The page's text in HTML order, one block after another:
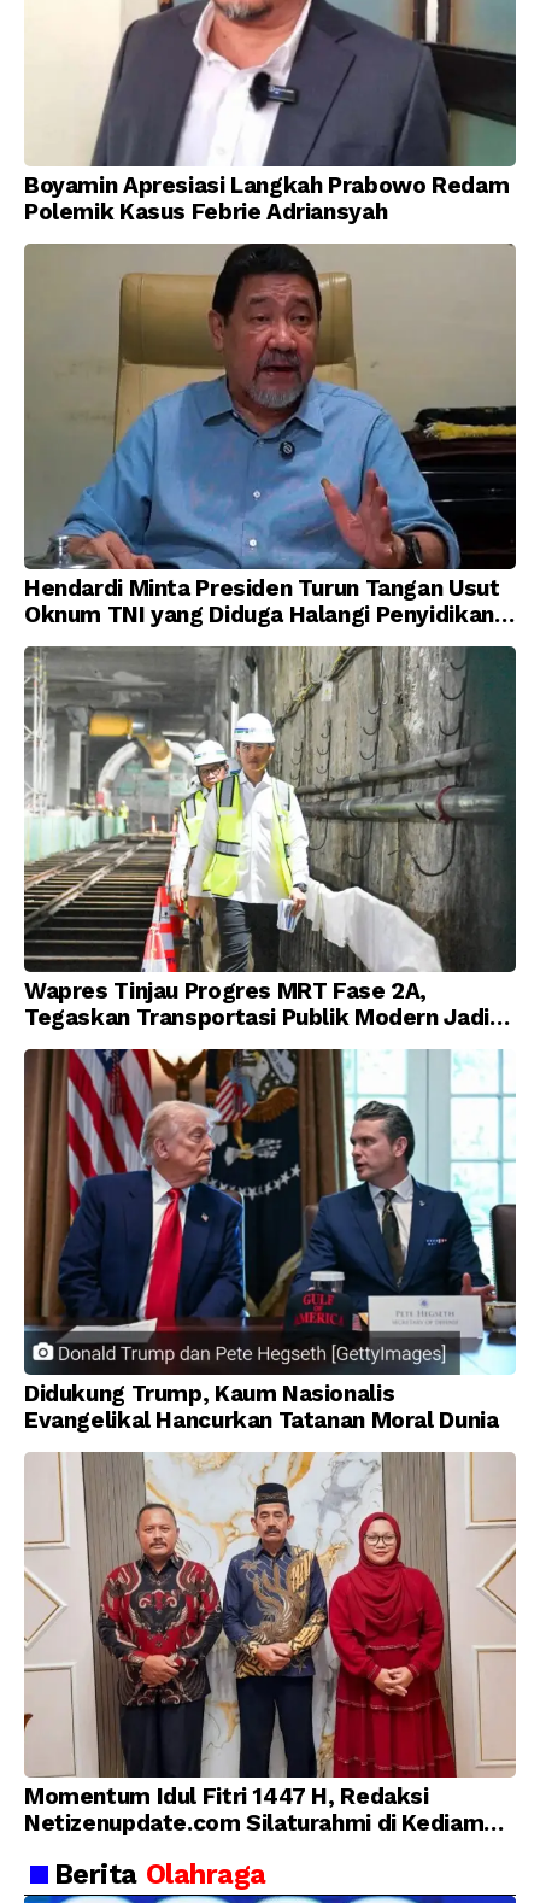
Boyamin Apresiasi Langkah Prabowo Redam
Polemik Kasus Febrie Adriansyah
Hendardi Minta Presiden Turun Tangan Usut
Oknum TNI yang Diduga Halangi Penyidikan
Korupsi
Wapres Tinjau Progres MRT Fase 2A,
Tegaskan Transportasi Publik Modern Jadi
Prioritas Nasional
Didukung Trump, Kaum Nasionalis
Evangelikal Hancurkan Tatanan Moral Dunia
Momentum Idul Fitri 1447 H, Redaksi
Netizenupdate.com Silaturahmi di Kediaman
Berita Olahraga